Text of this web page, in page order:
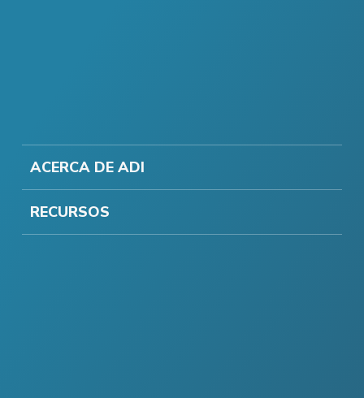
ACERCA DE ADI
RECURSOS